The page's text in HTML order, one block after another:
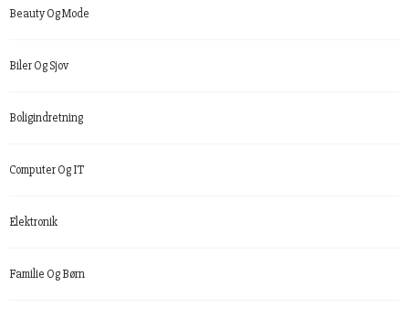
Beauty Og Mode
Biler Og Sjov
Boligindretning
Computer Og IT
Elektronik
Familie Og Børn